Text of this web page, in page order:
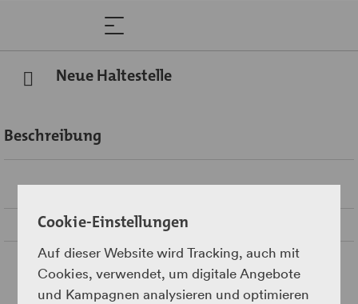
Neue Haltestelle
Beschreibung
erschliessen, wird eine neue Haltestelle «Schmitten GR
Landwasserviadukt» gebaut. Die Haltekante befindet
sich an der einspurigen Strecke zwischen Alvaneu und
Filisur zwischen dem Schmittentobel und dem
Landwasserviadukt. Die neue Haltekante wird nur über
einen Fussweg zu erreichen sein. Ab hier wird man auf
Cookie-Einstellungen
Auf dieser Website wird Tracking, auch mit
Cookies, verwendet, um digitale Angebote
und Kampagnen analysieren und optimieren